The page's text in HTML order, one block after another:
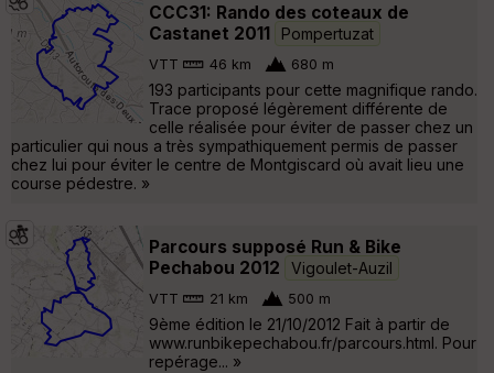
CCC31: Rando des coteaux de
Castanet 2011
Pompertuzat
VTT 46 km 680 m
193 participants pour cette magnifique rando.
Trace proposé légèrement différente de
celle réalisée pour éviter de passer chez un
particulier qui nous a très sympathiquement permis de passer
chez lui pour éviter le centre de Montgiscard où avait lieu une
course pédestre. »
Parcours supposé Run & Bike
Pechabou 2012
Vigoulet-Auzil
VTT 21 km 500 m
9ème édition le 21/10/2012 Fait à partir de
www.runbikepechabou.fr/parcours.html. Pour
repérage... »